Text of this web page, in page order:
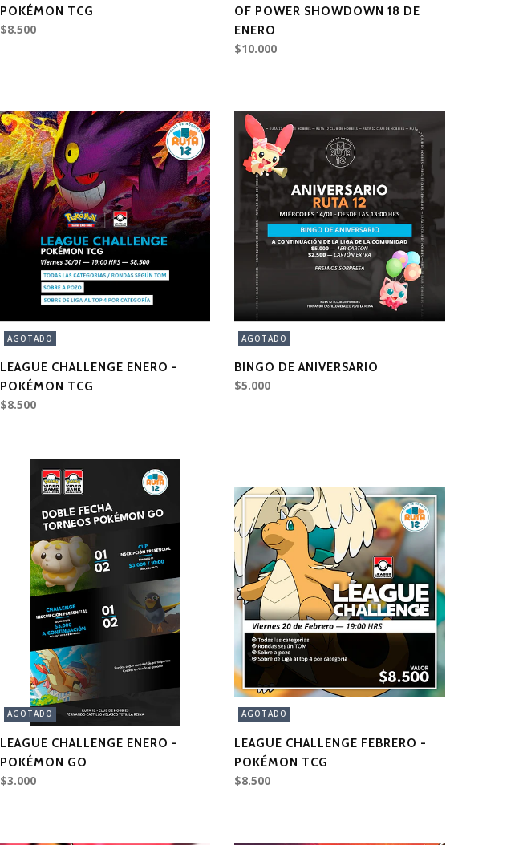
POKÉMON TCG
$8.500
OF POWER SHOWDOWN 18 DE
ENERO
$10.000
AGOTADO
LEAGUE CHALLENGE ENERO -
POKÉMON TCG
$8.500
AGOTADO
BINGO DE ANIVERSARIO
$5.000
AGOTADO
LEAGUE CHALLENGE ENERO -
POKÉMON GO
$3.000
AGOTADO
LEAGUE CHALLENGE FEBRERO -
POKÉMON TCG
$8.500